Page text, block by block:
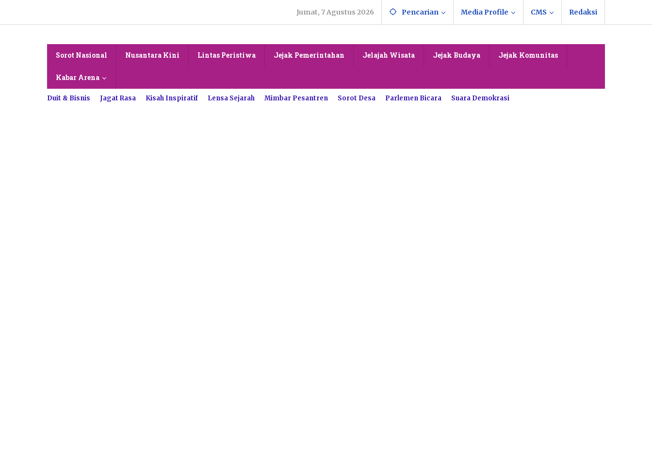
konten
Jumat, 7 Agustus 2026 Pencarian Media Profile CMS Redaksi
Sorot Nasional Nusantara Kini Lintas Peristiwa Jejak Pemerintahan Jelajah Wisata Jejak Budaya Jejak Komunitas
Kabar Arena
Duit & Bisnis Jagat Rasa Kisah Inspiratif Lensa Sejarah Mimbar Pesantren Sorot Desa Parlemen Bicara Suara Demokrasi